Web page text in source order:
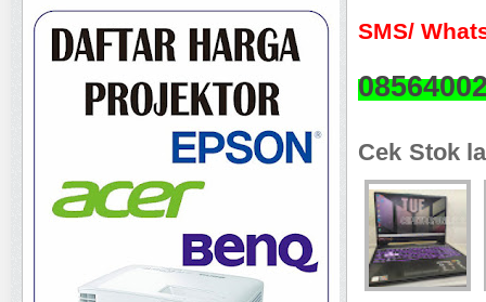
SMS/
Cek Stok